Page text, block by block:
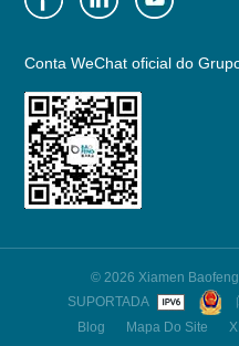
Conta WeChat oficial do
© 2026 Xiamen
SUPORTADA
Blog
Mapa Do Site